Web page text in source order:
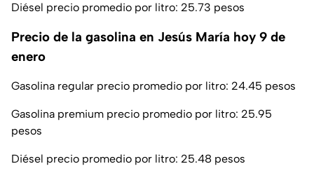
Diésel precio promedio por litro: 25.73 pesos
Precio de la gasolina en Jesús María hoy 9 de
enero
Gasolina regular precio promedio por litro: 24.45 pesos
Gasolina premium precio promedio por litro: 25.95
pesos
Diésel precio promedio por litro: 25.48 pesos